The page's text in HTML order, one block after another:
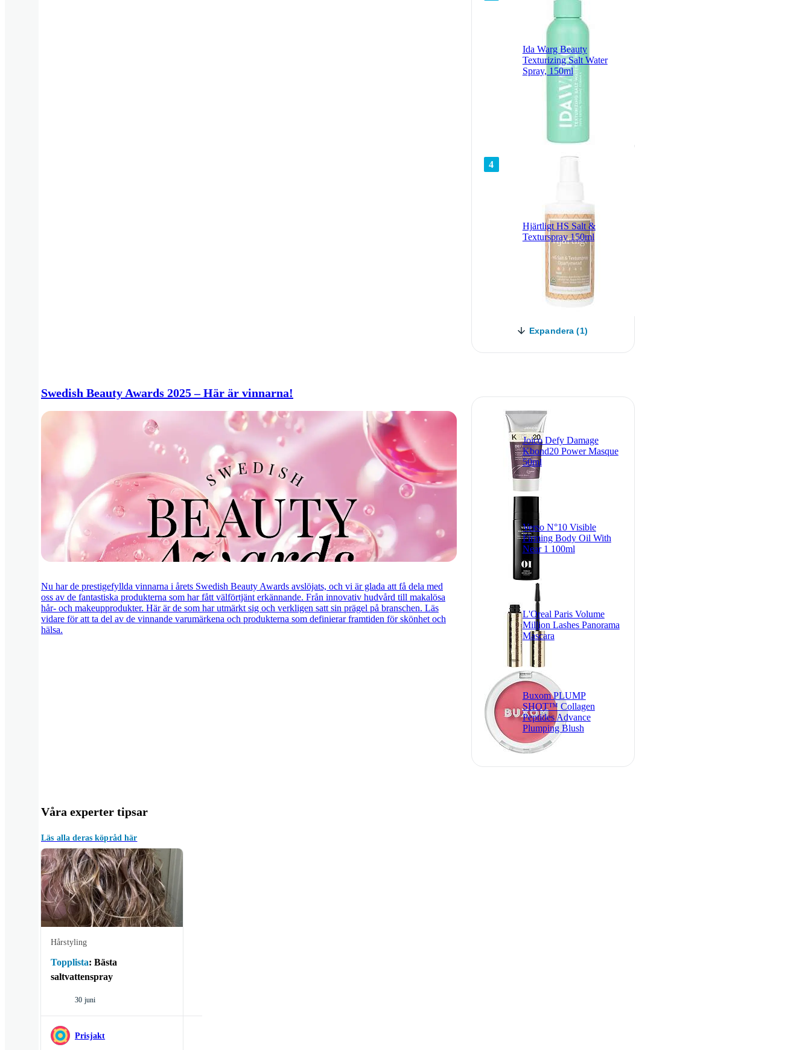
Ida Warg Beauty
Texturizing Salt Water
Spray, 150ml
4
Hjärtligt HS Salt &
Texturspray 150ml
Expandera (1)
Swedish Beauty Awards 2025 – Här är vinnarna!
Nu har de prestigefyllda vinnarna i årets Swedish Beauty Awards avslöjats, och vi är glada att få dela med
oss av de fantastiska produkterna som har fått välförtjänt erkännande. Från innovativ hudvård till makalösa
hår- och makeupprodukter. Här är de som har utmärkt sig och verkligen satt sin prägel på branschen. Läs
vidare för att ta del av de vinnande varumärkena och produkterna som definierar framtiden för skönhet och
hälsa.
Joico Defy Damage
Kbond20 Power Masque
50ml
Verso N°10 Visible
Firming Body Oil With
Near 1 100ml
L'Oreal Paris Volume
Million Lashes Panorama
Mascara
Buxom PLUMP
SHOT™ Collagen
Peptides Advance
Plumping Blush
Våra experter tipsar
Läs alla deras köpråd här
Hårstyling
Topplista: Bästa
saltvattenspray
30 juni
Prisjakt